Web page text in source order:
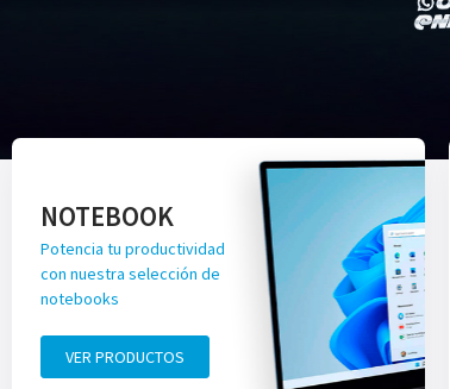
NOTEBOOK
Potencia tu productividad
con nuestra selección de
notebooks
VER PRODUCTOS